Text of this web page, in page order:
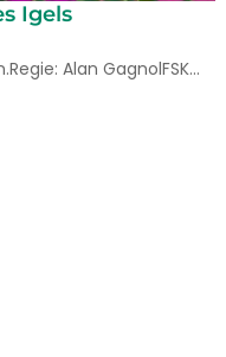
Igels
Alan GagnolFSK…